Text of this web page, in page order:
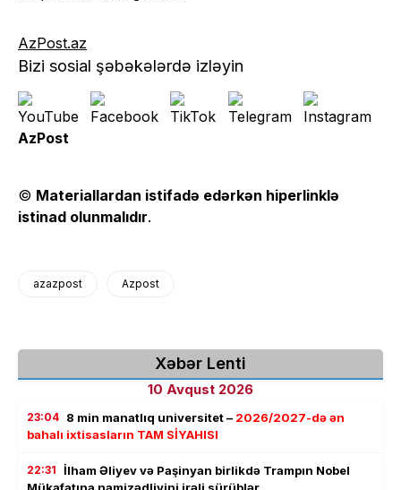
AzPost.az
Bizi sosial şəbəkələrdə izləyin
AzPost
© Materiallardan istifadə edərkən hiperlinklə
istinad olunmalıdır.
azazpost Azpost
Xəbər Lenti
10 Avqust 2026
23:04 8 min manatlıq universitet – 2026/2027-də ən
bahalı ixtisasların TAM SİYAHISI
22:31 İlham Əliyev və Paşinyan birlikdə Trampın Nobel